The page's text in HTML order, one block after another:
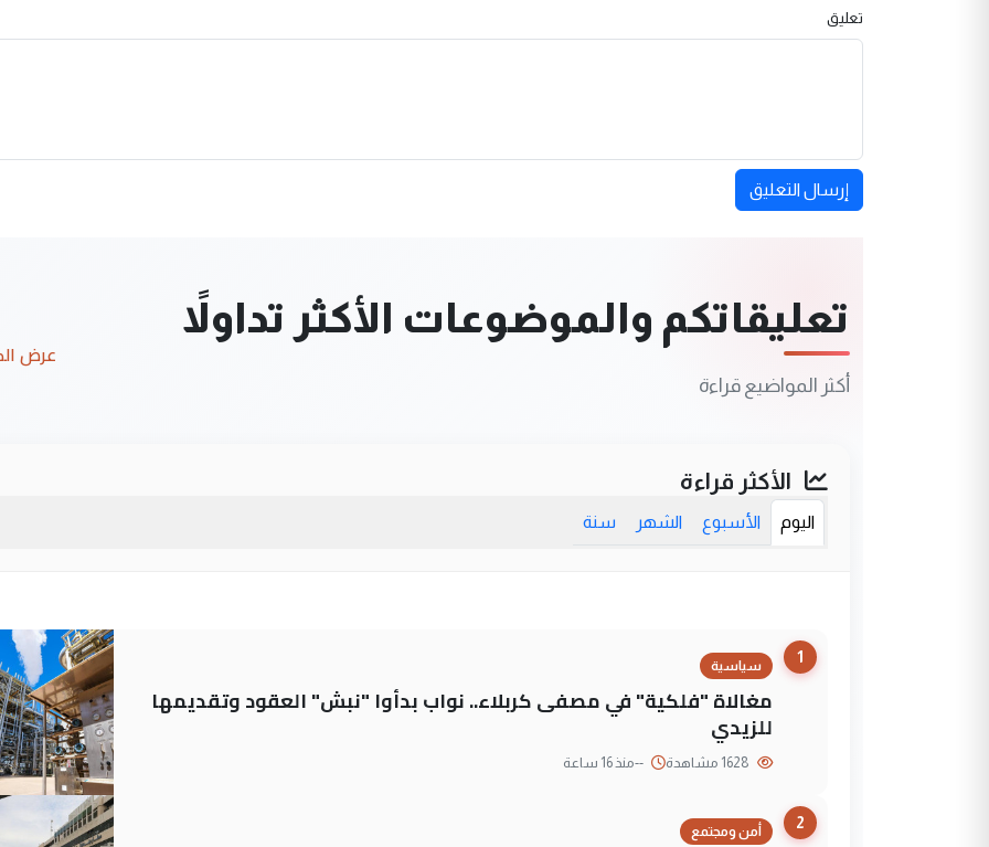
تعليق
إرسال التعليق
تعليقاتكم والموضوعات الأكثر تداولاً
أكثر المواضيع قراءة
عرض
الأكثر قراءة
اليوم الأسبوع الشهر سنة
1
سياسية
مغالاة "فلكية" في مصفى كربلاء.. نواب بدأوا "نبش" العقود وتقديمها
للزيدي
--منذ 16 ساعة
2
أمن ومجتمع